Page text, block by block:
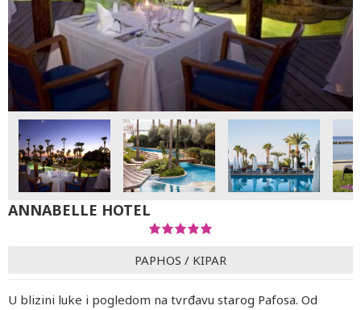
ANNABELLE HOTEL
PAPHOS / KIPAR
U blizini luke i pogledom na tvrđavu starog Pafosa. Od